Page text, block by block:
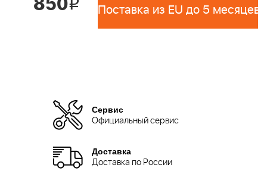
i Поставка из EU до 5 месяцев
Сервис
Официальный сервис
Доставка
Доставка по России